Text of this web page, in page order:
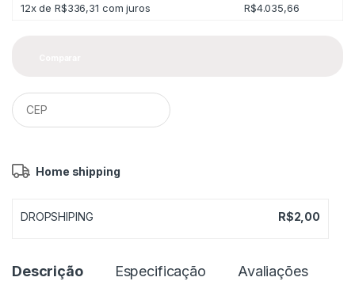
Home shipping
DROPSHIPING R$2,00
12x deR$336,31 com juros R$4.035,66
Descrição Especificação Avaliações